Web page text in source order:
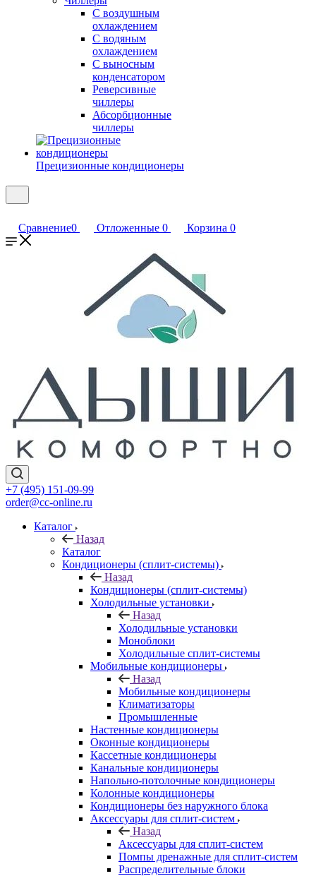
С воздушным
охлаждением
С водяным
охлаждением
С выносным
конденсатором
Реверсивные
чиллеры
Абсорбционные
чиллеры
Прецизионные кондиционеры
Сравнение0 Отложенные 0 Корзина 0
+7 (495) 151-09-99
order@cc-online.ru
Каталог
Назад
Каталог
Кондиционеры (сплит-системы)
Назад
Кондиционеры (сплит-системы)
Холодильные установки
Назад
Холодильные установки
Моноблоки
Холодильные сплит-системы
Мобильные кондиционеры
Назад
Мобильные кондиционеры
Климатизаторы
Промышленные
Настенные кондиционеры
Оконные кондиционеры
Кассетные кондиционеры
Канальные кондиционеры
Напольно-потолочные кондиционеры
Колонные кондиционеры
Кондиционеры без наружного блока
Аксессуары для сплит-систем
Назад
Аксессуары для сплит-систем
Помпы дренажные для сплит-систем
Распределительные блоки